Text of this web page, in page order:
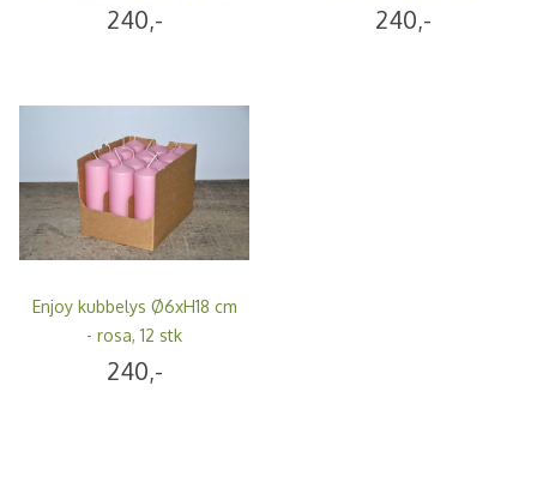
240,-
stk
240,-
Enjoy kubbelys Ø6xH18 cm
- rosa, 12 stk
240,-